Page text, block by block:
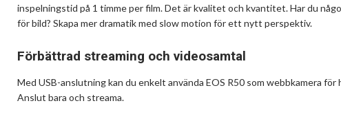
inspelningstid på 1 timme per film. Det är kvalitet och kvantitet. Har du
för bild? Skapa mer dramatik med slow motion för ett nytt perspektiv.
Förbättrad streaming och videosamtal
Med USB-anslutning kan du enkelt använda EOS R50 som webbkamera
Anslut bara och streama.